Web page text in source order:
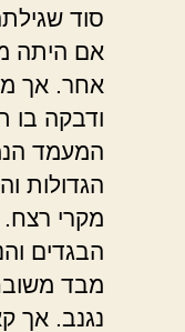
סוד
אם היתה
אחר. אך
ודבקה בו
המעמד
הגדולות
מקרי
הבגדים
מבד
נגנב. אך